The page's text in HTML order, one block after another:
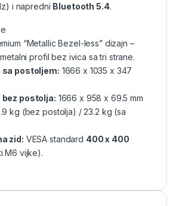
i napredni Bluetooth 5.4.
“Metallic Bezel-less” dizajn –
profil bez ivica sa tri strane.
sa postoljem: 1666 x 1035 x 347
bez postolja: 1666 x 958 x 69.5 mm
kg (bez postolja) / 23.2 kg (sa
zid: VESA standard 400 x 400
M6 vijke).